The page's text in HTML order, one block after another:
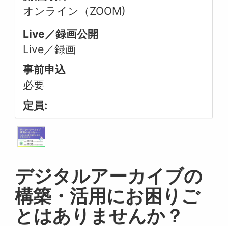
オンライン（ZOOM)
Live／録画公開
Live／録画
事前申込
必要
定員:
デジタルアーカイブの
構築・活用にお困りご
とはありませんか？